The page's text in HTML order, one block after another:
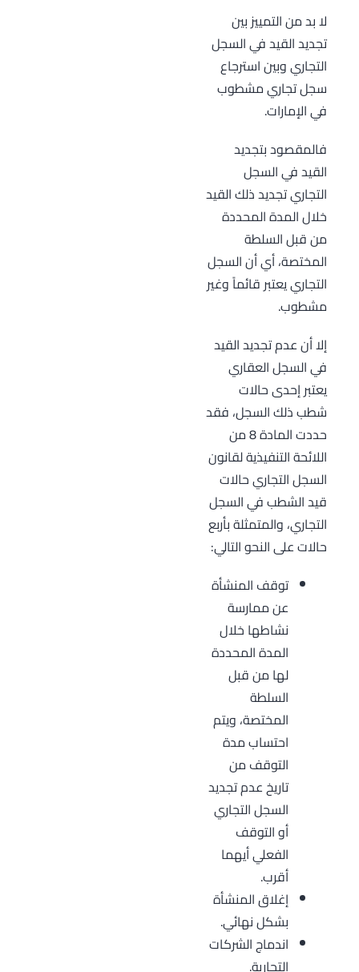
لا بد من التمييز بين
تجديد القيد في السجل
التجاري وبين استرجاع
سجل تجاري مشطوب
في الإمارات.
فالمقصود بتجديد
القيد في السجل
التجاري تجديد ذلك القيد
خلال المدة المحددة
من قبل السلطة
المختصة، أي أن السجل
التجاري يعتبر قائماً وغير
مشطوب.
إلا أن عدم تجديد القيد
في السجل العقاري
يعتبر إحدى حالات
شطب ذلك السجل، فقد
حددت المادة 8 من
اللائحة التنفيذية لقانون
السجل التجاري حالات
قيد الشطب في السجل
التجاري، والمتمثلة بأربع
حالات على النحو التالي:
توقف المنشأة
عن ممارسة
نشاطها خلال
المدة المحددة
لها من قبل
السلطة
المختصة، ويتم
احتساب مدة
التوقف من
تاريخ عدم تجديد
السجل التجاري
أو التوقف
الفعلي أيهما
أقرب.
إغلاق المنشأة
بشكل نهائي.
اندماج الشركات
التجارية.